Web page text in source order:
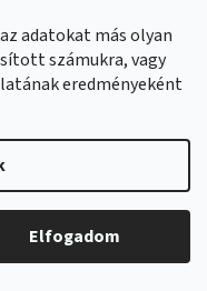
adatokat más olyan
számukra, vagy
eredményeként
Elfogadom
Cookies Kapcsolat
Süti beállítások